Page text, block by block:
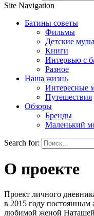
Site Navigation
Батины советы
Фильмы
Детские
Книги
Интервью с
Разное
Наша жизнь
Интересные
Путешествия
Обзоры
Бренды
Маленький
Search for:
О проекте
Проект личного
в 2015 году
любимой женой